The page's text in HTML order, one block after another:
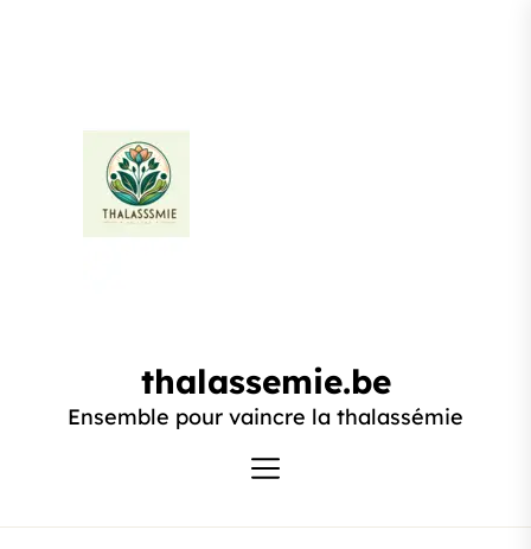
thalassemie.be
thalassemie.be
Ensemble pour vaincre la thalassémie